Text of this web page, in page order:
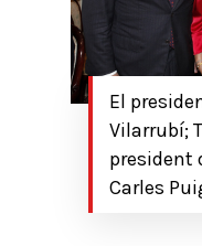
El
Vilarrubí;
president
Carles